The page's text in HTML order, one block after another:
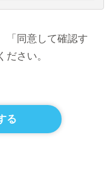
「同意して確認す
ださい。
る